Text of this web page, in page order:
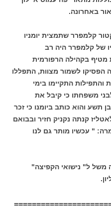
באחרונה.
קלמפרר שתמצית יומניו
של קלמפרר היה רב
מטיף בקהילה הרפורמית
חברי הקהילה הפסיקו לשמור מצוות, התפללו
והתפילות התקיימו בימי
משפחתו כי קיבל את
תשע והוא כותב ביומנו כי זכר
קנתה נקניק חזיר ובבואם
" עכשיו מותר גם לנו
משל ל" נישואי הקפיצה"